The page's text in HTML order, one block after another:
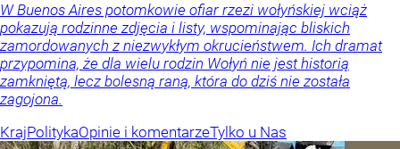
W Buenos Aires potomkowie ofiar rzezi wołyńskiej wciąż
pokazują rodzinne zdjęcia i listy, wspominając bliskich
zamordowanych z niezwykłym okrucieństwem. Ich dramat
przypomina, że dla wielu rodzin Wołyń nie jest historią
zamkniętą, lecz bolesną raną, która do dziś nie została
zagojona.
KrajPolitykaOpinie i komentarzeTylko u Nas